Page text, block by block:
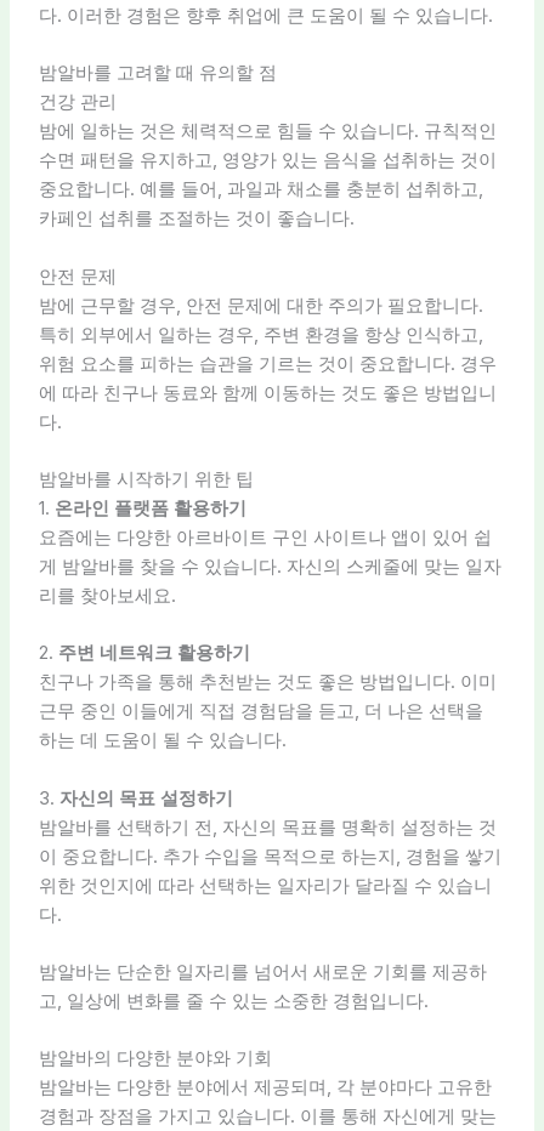
다. 이러한 경험은 향후 취업에 큰 도움이 될 수 있습니다.
밤알바를 고려할 때 유의할 점
건강 관리
밤에 일하는 것은 체력적으로 힘들 수 있습니다. 규칙적인
수면 패턴을 유지하고, 영양가 있는 음식을 섭취하는 것이
중요합니다. 예를 들어, 과일과 채소를 충분히 섭취하고,
카페인 섭취를 조절하는 것이 좋습니다.
안전 문제
밤에 근무할 경우, 안전 문제에 대한 주의가 필요합니다.
특히 외부에서 일하는 경우, 주변 환경을 항상 인식하고,
위험 요소를 피하는 습관을 기르는 것이 중요합니다. 경우
에 따라 친구나 동료와 함께 이동하는 것도 좋은 방법입니
다.
밤알바를 시작하기 위한 팁
1. 온라인 플랫폼 활용하기
요즘에는 다양한 아르바이트 구인 사이트나 앱이 있어 쉽
게 밤알바를 찾을 수 있습니다. 자신의 스케줄에 맞는 일자
리를 찾아보세요.
2. 주변 네트워크 활용하기
친구나 가족을 통해 추천받는 것도 좋은 방법입니다. 이미
근무 중인 이들에게 직접 경험담을 듣고, 더 나은 선택을
하는 데 도움이 될 수 있습니다.
3. 자신의 목표 설정하기
밤알바를 선택하기 전, 자신의 목표를 명확히 설정하는 것
이 중요합니다. 추가 수입을 목적으로 하는지, 경험을 쌓기
위한 것인지에 따라 선택하는 일자리가 달라질 수 있습니
다.
밤알바는 단순한 일자리를 넘어서 새로운 기회를 제공하
고, 일상에 변화를 줄 수 있는 소중한 경험입니다.
밤알바의 다양한 분야와 기회
밤알바는 다양한 분야에서 제공되며, 각 분야마다 고유한
경험과 장점을 가지고 있습니다. 이를 통해 자신에게 맞는